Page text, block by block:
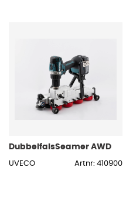
DubbelfalsSeamer AWD
UVECO Artnr: 410900